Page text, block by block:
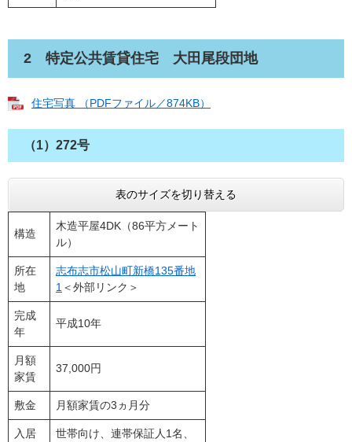
2 特定公共賃貸住宅 大田尾段団地
住宅写真 （PDFファイル／874KB）
（1）272号
表のサイズを切り替える
構造
木造平屋4DK（86平方メート
ル）
所在
地
志布志市松山町新橋135番地
1 ＜外部リンク＞
完成
年
平成10年
月額
家賃
37,000円
敷金 月額家賃の3ヵ月分
入居 世帯向け、連帯保証人1名、